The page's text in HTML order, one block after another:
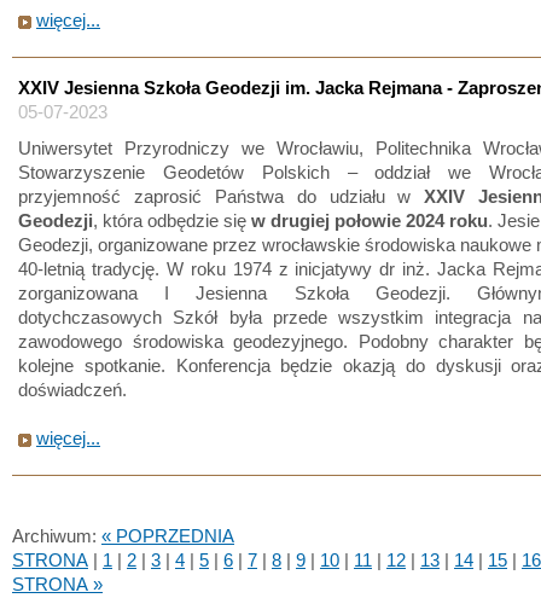
więcej...
XXIV Jesienna Szkoła Geodezji im. Jacka Rejmana -
05-07-2023
Uniwersytet Przyrodniczy we Wrocławiu, Politechnika
Stowarzyszenie Geodetów Polskich – oddział we
przyjemność zaprosić Państwa do udziału wXXIV
Geodezji, która odbędzie się w drugiej połowie 2024 roku.
Geodezji, organizowane przez wrocławskie środowiska naukowe
40-letnią tradycję. W roku 1974 z inicjatywy dr inż. Jacka
zorganizowana I Jesienna Szkoła Geodezji.
dotychczasowych Szkół była przede wszystkim integracja
zawodowego środowiska geodezyjnego. Podobny charakter
kolejne spotkanie. Konferencja będzie okazją do dyskusji
doświadczeń.
więcej...
Archiwum: « POPRZEDNIA
STRONA
1 2 3 4 5 6 7 8 9 10 11 12 13 14 15
16
STRONA »